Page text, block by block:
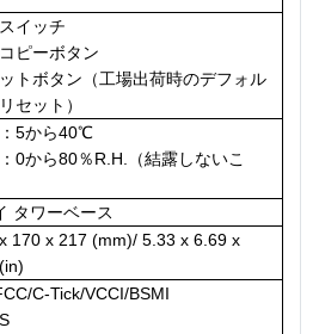
イッチ
ピーボタン
トボタン（工場出荷時のデフォル
セット）
5から40℃
0から80％R.H.（結露しないこ
タワーベース
170 x 217 (mm)/ 5.33 x 6.69 x
C-Tick/VCCI/BSMI